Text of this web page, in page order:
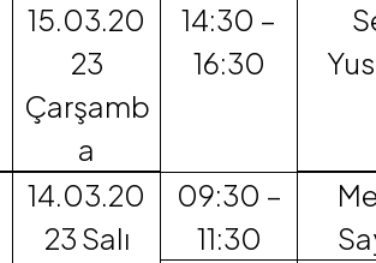
15.03.20
23
Çarşamb
a
14:30 –
16:30
14.03.20
23 Salı
09:30 –
11:30